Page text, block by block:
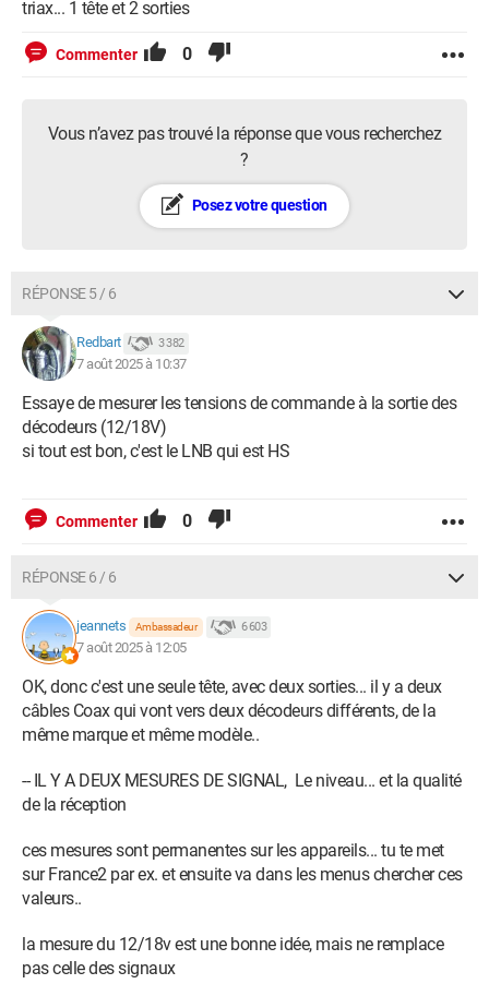
triax... 1 tête et 2 sorties
Commenter 0
Vous n’avez pas trouvé la réponse que vous recherchez
?
Posez votre question
RÉPONSE 5 / 6
Redbart 3 382
7 août 2025 à 10:37
Essaye de mesurer les tensions de commande à la sortie des
décodeurs (12/18V)
si tout est bon, c'est le LNB qui est HS
Commenter 0
RÉPONSE 6 / 6
jeannets Ambassadeur 6 603
7 août 2025 à 12:05
OK, donc c'est une seule tête, avec deux sorties... il y a deux
câbles Coax qui vont vers deux décodeurs différents, de la
même marque et même modèle..
-- IL Y A DEUX MESURES DE SIGNAL, Le niveau... et la qualité
de la réception
ces mesures sont permanentes sur les appareils... tu te met
sur France2 par ex. et ensuite va dans les menus chercher ces
valeurs..
la mesure du 12/18v est une bonne idée, mais ne remplace
pas celle des signaux